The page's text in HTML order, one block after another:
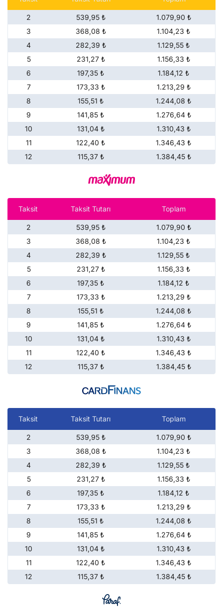
2 539,95 ₺
1.079,90 ₺
3
368,08 ₺
1.104,23 ₺
4
282,39 ₺
1.129,55 ₺
5
231,27 ₺
1.156,33 ₺
6
197,35 ₺
1.184,12 ₺
7
173,33 ₺
1.213,29 ₺
8
155,51 ₺
1.244,08 ₺
9
141,85 ₺
1.276,64 ₺
10
131,04 ₺
1.310,43 ₺
11
122,40 ₺
1.346,43 ₺
12
115,37 ₺ 1.384,45 ₺
Taksit Taksit Tutarı Toplam
2 539,95 ₺
1.079,90 ₺
3
368,08 ₺
1.104,23 ₺
4
282,39 ₺
1.129,55 ₺
5
231,27 ₺
1.156,33 ₺
6
197,35 ₺
1.184,12 ₺
7
173,33 ₺
1.213,29 ₺
8
155,51 ₺
1.244,08 ₺
9
141,85 ₺
1.276,64 ₺
10
131,04 ₺
1.310,43 ₺
11
122,40 ₺
1.346,43 ₺
12
115,37 ₺ 1.384,45 ₺
Taksit Taksit Tutarı Toplam
2 539,95 ₺
1.079,90 ₺
3
368,08 ₺
1.104,23 ₺
4
282,39 ₺
1.129,55 ₺
5
231,27 ₺
1.156,33 ₺
6
197,35 ₺
1.184,12 ₺
7
173,33 ₺
1.213,29 ₺
8
155,51 ₺
1.244,08 ₺
9
141,85 ₺
1.276,64 ₺
10
131,04 ₺
1.310,43 ₺
11
122,40 ₺
1.346,43 ₺
12
115,37 ₺ 1.384,45 ₺